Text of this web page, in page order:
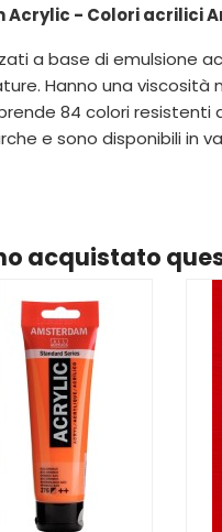
Acrylic - Colori acrilici
a base di emulsione
Hanno una
84 colori resistenti
e sono disponibili in
acquistato